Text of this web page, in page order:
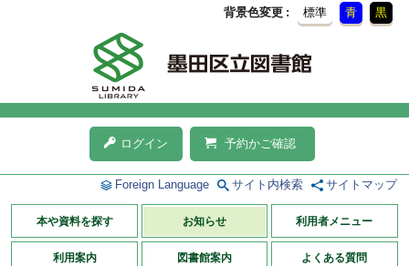
背景色変更 標準 青 黒
ログイン 予約かご確認
Foreign Language サイト内検索 サイトマップ
本や資料を探す お知らせ 利用者メニュー
利用案内 図書館案内 よくある質問